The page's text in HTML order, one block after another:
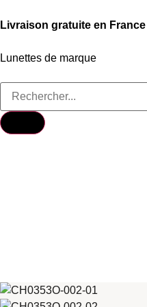
Livraison gratuite en France
Lunettes de marque